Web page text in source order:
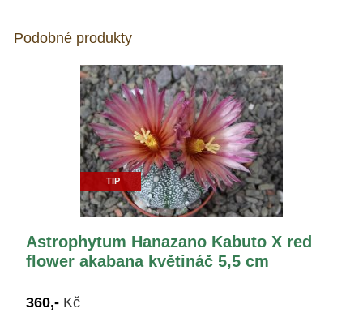
Podobné produkty
TIP
Astrophytum Hanazano Kabuto X red
flower akabana květináč 5,5 cm
360,- Kč